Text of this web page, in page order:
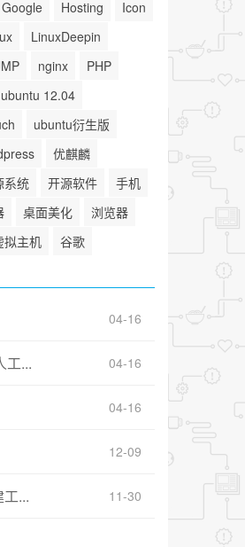
Google Hosting
Icon
LinuxDeepin
nginx
PHP
ubuntu 12.04
ubuntu衍生版
优麒麟
系统 开源软件
手机
桌面美化
浏览器
拟主机 谷歌
04-16
工... 04-16
04-16
12-09
... 11-30